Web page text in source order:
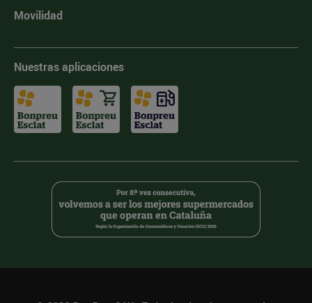
Movilidad
Nuestras aplicaciones